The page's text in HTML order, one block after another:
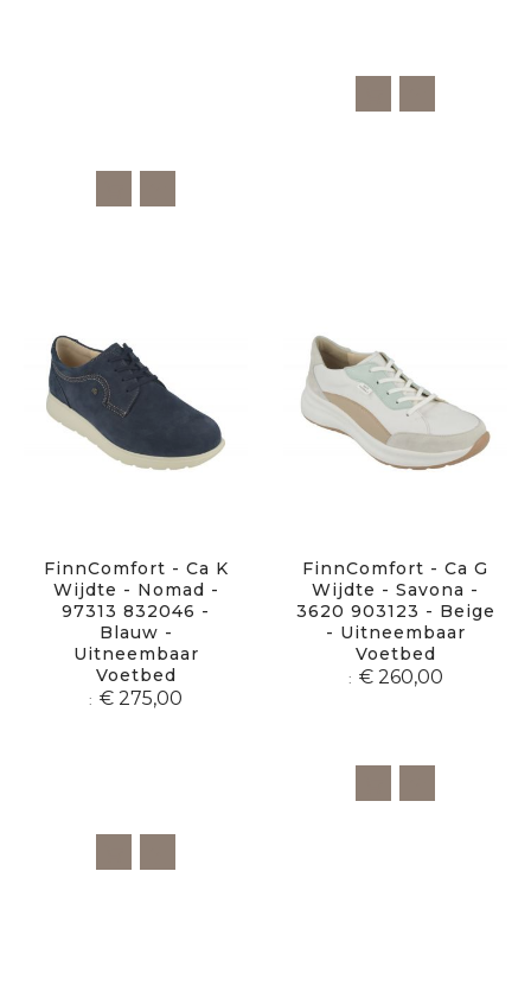
FinnComfort - Ca K
Wijdte - Nomad -
97313 832046 -
Blauw -
Uitneembaar
Voetbed
€ 275,00
FinnComfort - Ca G
Wijdte - Savona -
3620 903123 - Beige
- Uitneembaar
Voetbed
€ 260,00